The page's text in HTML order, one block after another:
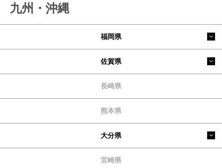
九州・沖縄
福岡県
佐賀県
長崎県
熊本県
大分県
宮崎県